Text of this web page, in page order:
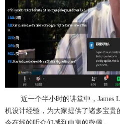
近一个半小时的讲堂中，James
机设计经验，为大家提供了诸多宝贵